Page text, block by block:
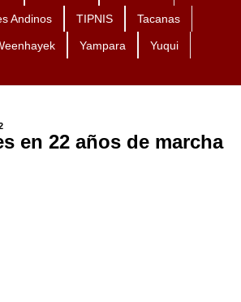
Andinos TIPNIS Tacanas
Yampara Yuqui
en 22 años de marcha